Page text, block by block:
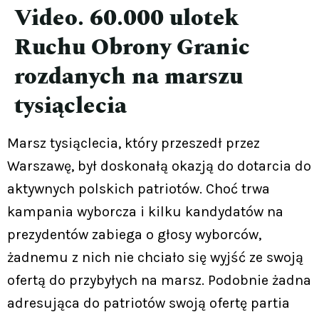
Video. 60.000 ulotek
Ruchu Obrony Granic
rozdanych na marszu
tysiąclecia
Marsz tysiąclecia, który przeszedł przez
Warszawę, był doskonałą okazją do dotarcia do
aktywnych polskich patriotów. Choć trwa
kampania wyborcza i kilku kandydatów na
prezydentów zabiega o głosy wyborców,
żadnemu z nich nie chciało się wyjść ze swoją
ofertą do przybyłych na marsz. Podobnie żadna
adresująca do patriotów swoją ofertę partia